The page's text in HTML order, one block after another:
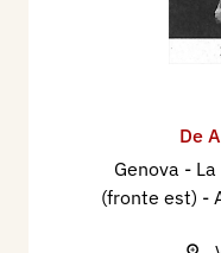
De
Genova -
(fronte est) -